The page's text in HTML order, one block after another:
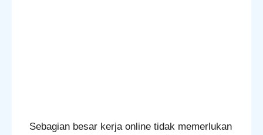
Sebagian besar kerja online tidak memerlukan